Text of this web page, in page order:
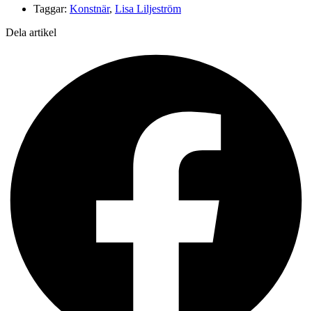
Taggar: Konstnär, Lisa Liljeström
Dela artikel